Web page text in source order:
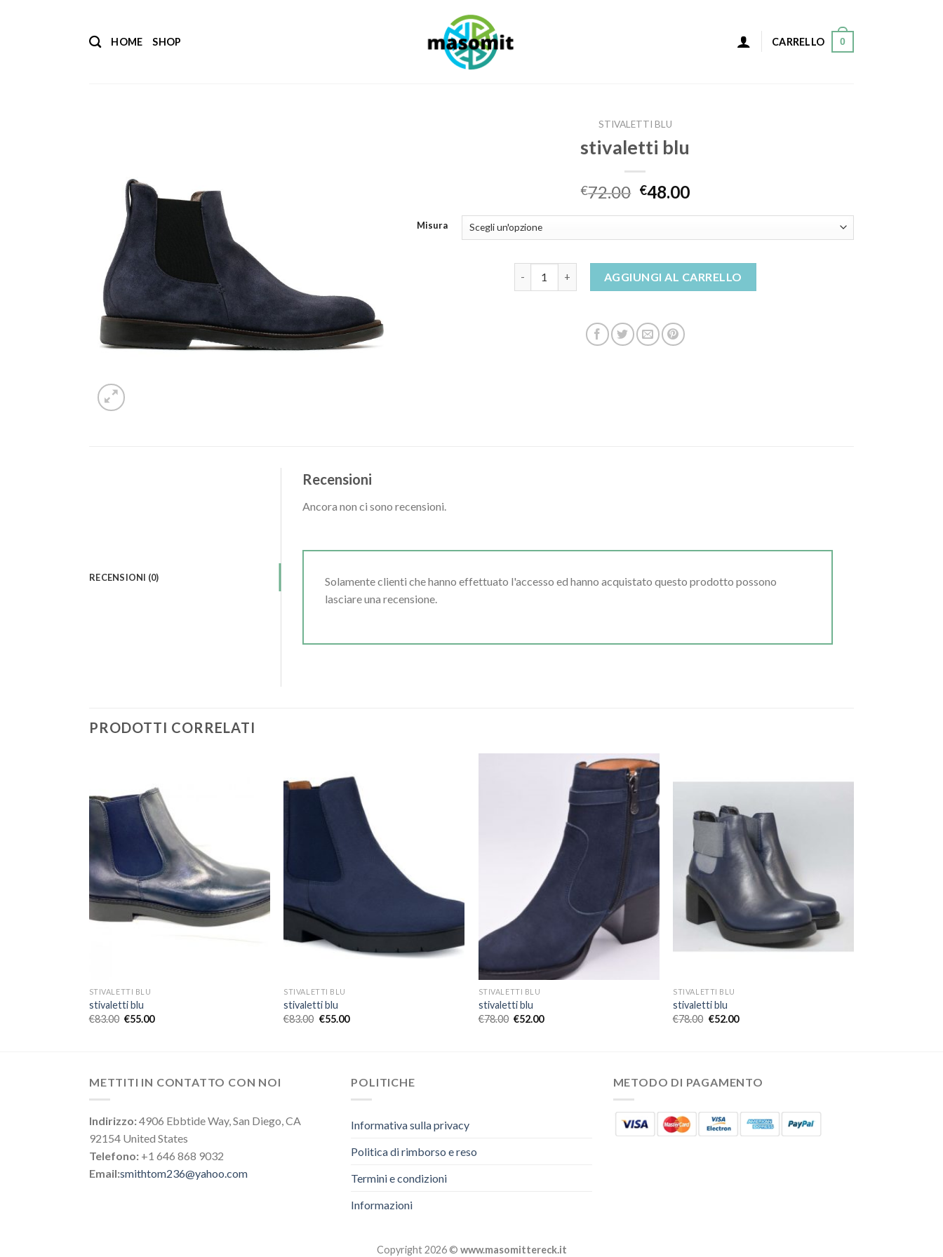
HOME SHOP CARRELLO 0
STIVALETTI BLU
stivaletti blu
€72.00 €48.00
Misura
AGGIUNGI AL CARRELLO
RECENSIONI (0)
Recensioni
Ancora non ci sono recensioni.
Solamente clienti che hanno effettuato l'accesso ed hanno acquistato questo prodotto possono
lasciare una recensione.
PRODOTTI CORRELATI
STIVALETTI BLU
stivaletti blu
€83.00 €55.00
STIVALETTI BLU
stivaletti blu
€83.00 €55.00
STIVALETTI BLU
stivaletti blu
€78.00 €52.00
STIVALETTI BLU
stivaletti blu
€78.00 €52.00
METTITI IN CONTATTO CON NOI
Indirizzo:4906 Ebbtide Way, San Diego, CA
92154 United States
Telefono: +1 646 868 9032
Email:smithtom236@yahoo.com
POLITICHE
Informativa sulla privacy
Politica di rimborso e reso
Termini e condizioni
Informazioni
METODO DI PAGAMENTO
Copyright 2026 © www.masomittereck.it